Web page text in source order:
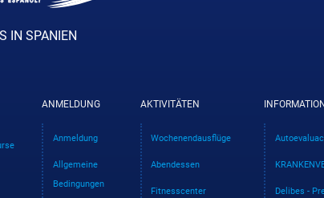
IN SPANIEN
ANMELDUNG
Anmeldung
Allgemeine
Bedingungen
AKTIVITÄTEN
Wochenendausflüge
Abendessen
Fitnesscenter
INFORMATION
Delibes -